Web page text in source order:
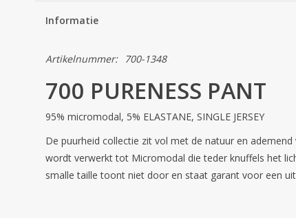
Informatie
Artikelnummer: 700-1348
700 PURENESS PANT
95% micromodal, 5% ELASTANE, SINGLE JERSEY
De puurheid collectie zit vol met de natuur en
wordt verwerkt tot Micromodal die teder knuffels het
smalle taille toont niet door en staat garant voor een